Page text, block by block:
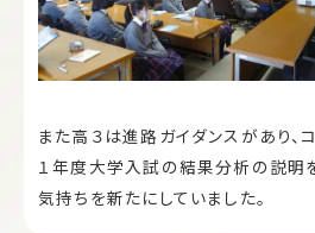
また高３は進路ガイダンスがあり、
１年度大学入試の結果分析の説明
気持ちを新たにしていました。